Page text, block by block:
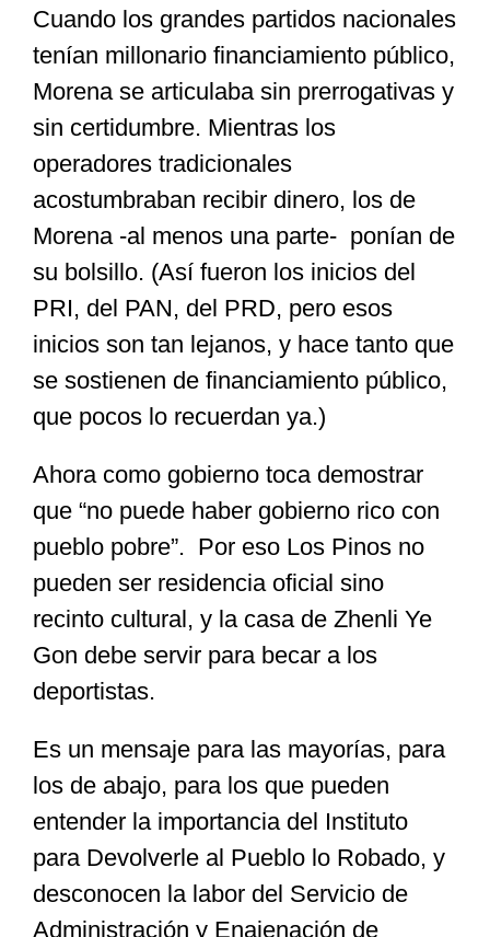
Cuando los grandes partidos nacionales
tenían millonario financiamiento público,
Morena se articulaba sin prerrogativas y
sin certidumbre. Mientras los
operadores tradicionales
acostumbraban recibir dinero, los de
Morena -al menos una parte- ponían de
su bolsillo. (Así fueron los inicios del
PRI, del PAN, del PRD, pero esos
inicios son tan lejanos, y hace tanto que
se sostienen de financiamiento público,
que pocos lo recuerdan ya.)
Ahora como gobierno toca demostrar
que “no puede haber gobierno rico con
pueblo pobre”. Por eso Los Pinos no
pueden ser residencia oficial sino
recinto cultural, y la casa de Zhenli Ye
Gon debe servir para becar a los
deportistas.
Es un mensaje para las mayorías, para
los de abajo, para los que pueden
entender la importancia del Instituto
para Devolverle al Pueblo lo Robado, y
desconocen la labor del Servicio de
Administración y Enajenación de